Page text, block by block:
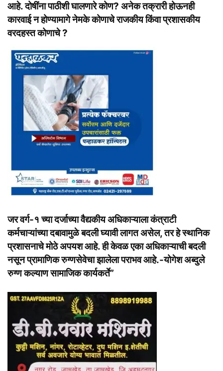
आहे. दोषींना पाठीशी घालणारे कोण? अनेक तक्रारी होऊनही
कारवाई न होण्यामागे नेमके कोणाचे राजकीय किंवा प्रशासकीय
वरदहस्त कोणाचे ?
जर वर्ग-१ च्या दर्जाच्या वैद्यकीय अधिकाऱ्याला कंत्राटी
कर्मचाऱ्यांच्या दबावामुळे बदली घ्यावी लागत असेल, तर हे स्थानिक
प्रशासनाचे मोठे अपयश आहे. ही केवळ एका अधिकाऱ्याची बदली
नसून प्रामाणिक रुग्णसेवेचा झालेला पराभव आहे.-योगेश अब्दुले
रुग्ण कल्याण सामाजिक कार्यकर्ते”